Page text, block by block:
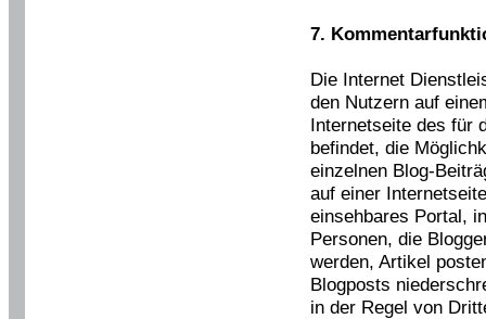
7.
Die Internet
den Nutzern auf
Internetseite des für
befindet, die
einzelnen Blog-
auf einer
einsehbares Portal,
Personen, die
werden, Artikel
Blogposts
in der Regel von